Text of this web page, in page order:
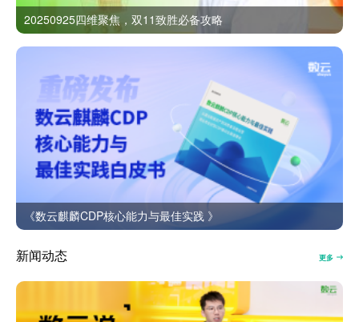
20250925四维聚焦，双11致胜必备攻略
《数云麒麟CDP核心能力与最佳实践 》
新闻动态 更多